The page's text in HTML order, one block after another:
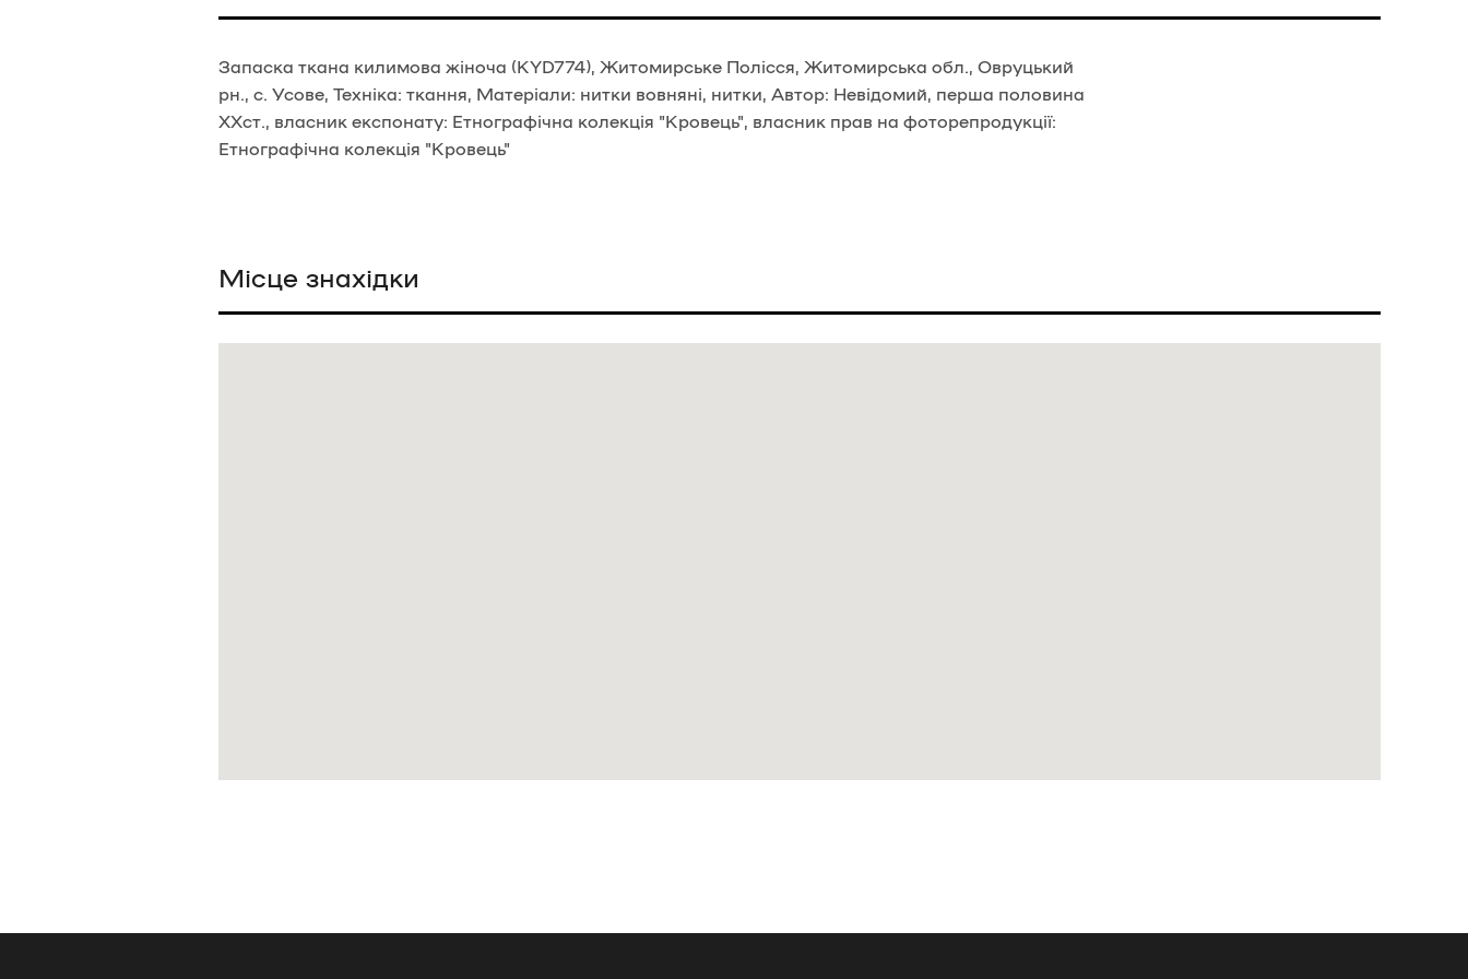
Запаска ткана килимова жіноча (KYD774), Житомирське Полісся, Житомирська обл., Овруцький
рн., с. Усове, Техніка: ткання, Матеріали: нитки вовняні, нитки, Автор: Невідомий, перша половина
ХХст., власник експонату: Етнографічна колекція "Кровець", власник прав на фоторепродукції:
Етнографічна колекція "Кровець"
Місце знахідки